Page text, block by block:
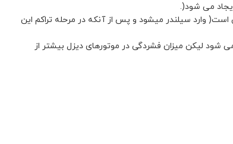
می شود(.
وارد سیلندر میشود و پس از آنکه در مرحله تراکم این
شود لیکن میزان فشردگی در موتورهای دیزل بیشتر از